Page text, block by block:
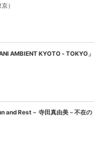
）
AMBIENT KYOTO - TOKYO」
and Rest－ 寺田真由美－不在の